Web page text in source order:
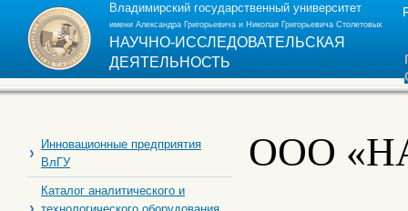
Владимирский государственный университет
имени Александра Григорьевича и Николая Григорьевича Столетовых
НАУЧНО-ИССЛЕДОВАТЕЛЬСКАЯ
ДЕЯТЕЛЬНОСТЬ
Инновационные предприятия
ВлГУ
Каталог аналитического и
ООО